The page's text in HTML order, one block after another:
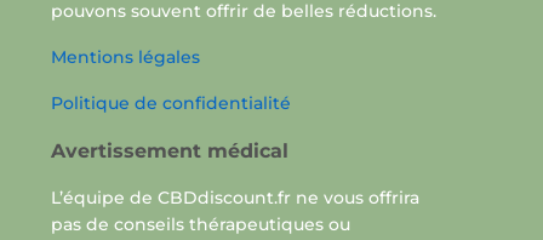
pouvons souvent offrir de belles réductions.
Mentions légales
Politique de confidentialité
Avertissement médical
L’équipe de CBDdiscount.fr ne vous offrira
pas de conseils thérapeutiques ou